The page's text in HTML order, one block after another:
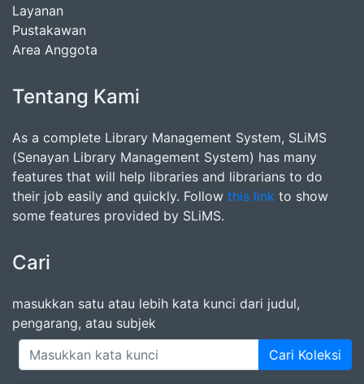
Layanan
Pustakawan
Area Anggota
Tentang Kami
As a complete Library Management System, SLiMS
(Senayan Library Management System) has many
features that will help libraries and librarians to do
their job easily and quickly. Follow this link to show
some features provided by SLiMS.
Cari
masukkan satu atau lebih kata kunci dari judul,
pengarang, atau subjek
Cari Koleksi